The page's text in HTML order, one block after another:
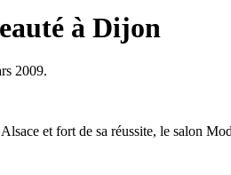
à Dijon
2009.
et fort de sa réussite, le salon